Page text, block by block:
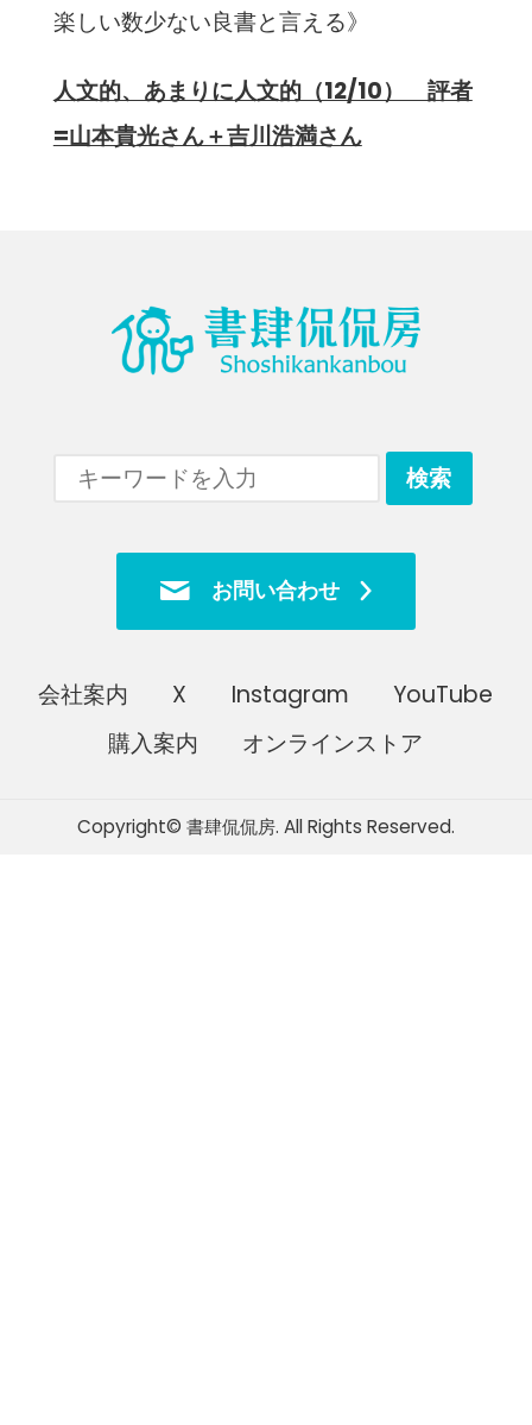
楽しい数少ない良書と言える》
人文的、あまりに人文的（12/10） 評者
=山本貴光さん＋吉川浩満さん
お問い合わせ
会社案内 X Instagram
YouTube
購入案内
オンラインストア
Copyright© 書肆侃侃房. All Rights Reserved.